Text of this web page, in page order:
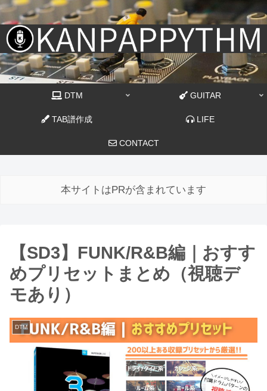
DTM GUITAR
TAB譜作成 LIFE
CONTACT
本サイトはPRが含まれています
【SD3】FUNK/R&B編｜おすす
めプリセットまとめ（視聴デ
モあり）
DTM